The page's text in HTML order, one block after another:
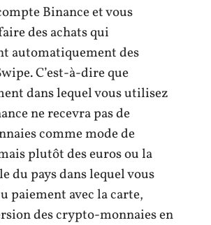
Binance et vous
des achats qui
automatiquement des
C’est-à-dire que
dans lequel vous utilisez
ne recevra pas de
comme mode de
plutôt des euros ou la
du pays dans lequel vous
paiement avec la carte,
des crypto-monnaies en